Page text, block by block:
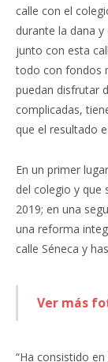
calle con el
durante la dana
junto con esta
todo con fondos
puedan disfrutar
complicadas,
que el resultado
En un primer
del colegio y que
2019; en una
una reforma
calle Séneca y
Ver más
“Ha consistido